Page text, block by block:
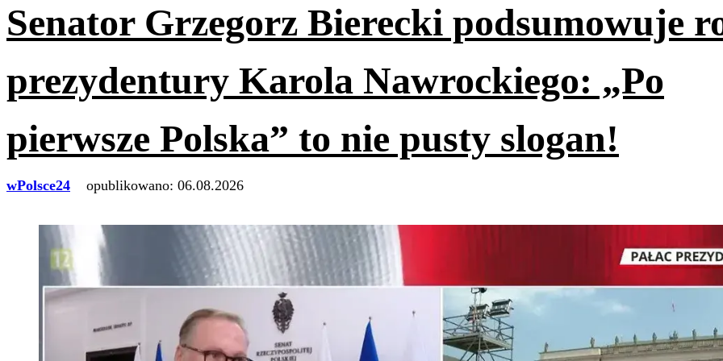
Senator Grzegorz Bierecki podsumowuje
prezydentury Karola Nawrockiego: „Po
pierwsze Polska” to nie pusty slogan!
wPolsce24 opublikowano: 06.08.2026